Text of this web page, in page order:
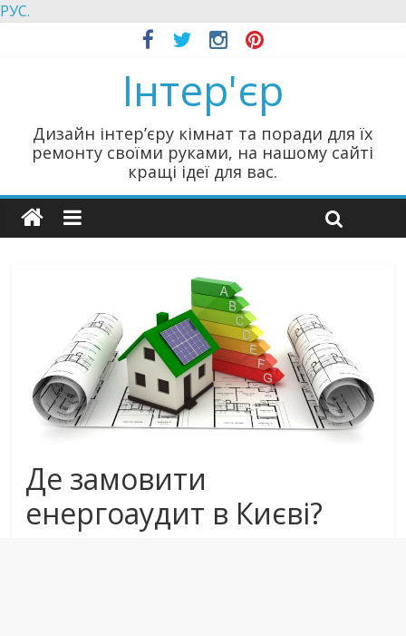
РУС.
Інтер'єр
Дизайн інтер’єру кімнат та поради для їх
ремонту своїми руками, на нашому сайті
кращі ідеї для вас.
Де замовити
енергоаудит в Києві?